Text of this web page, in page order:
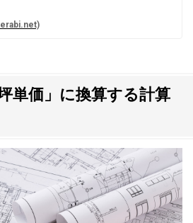
単価」に換算する計算